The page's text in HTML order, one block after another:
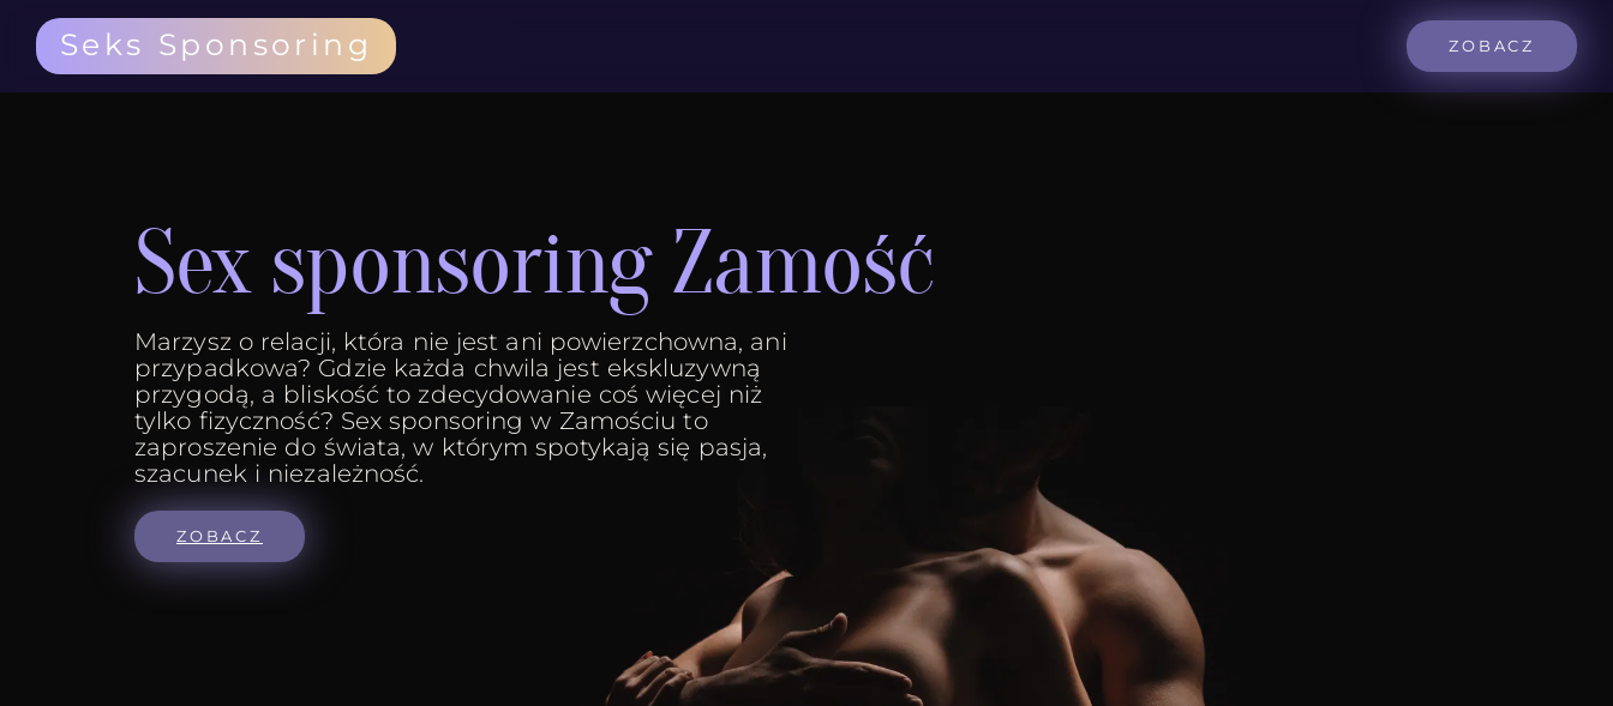
Seks Sponsoring ZOBACZ
Sex sponsoring Zamość
Marzysz o relacji, która nie jest ani powierzchowna, ani
przypadkowa? Gdzie każda chwila jest ekskluzywną
przygodą, a bliskość to zdecydowanie coś więcej niż
tylko fizyczność? Sex sponsoring w Zamościu to
zaproszenie do świata, w którym spotykają się pasja,
szacunek i niezależność.
ZOBACZ